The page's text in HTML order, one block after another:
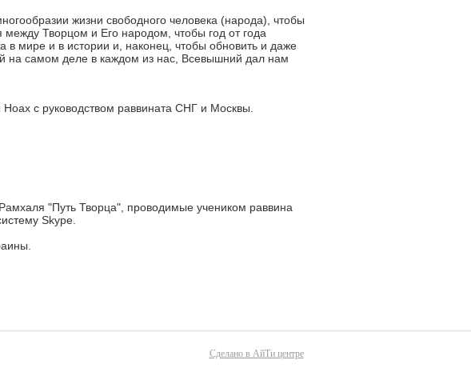
жизни свободного человека (народа), чтобы
между Творцом и Его народом, чтобы год от года
мире и в истории и, наконец, чтобы обновить и даже
на самом деле в каждом из нас, Всевышний дал нам
с руководством раввината СНГ и Москвы.
"Путь Творца", проводимые учеником раввина
Skype.
Сделано в АйТи центре